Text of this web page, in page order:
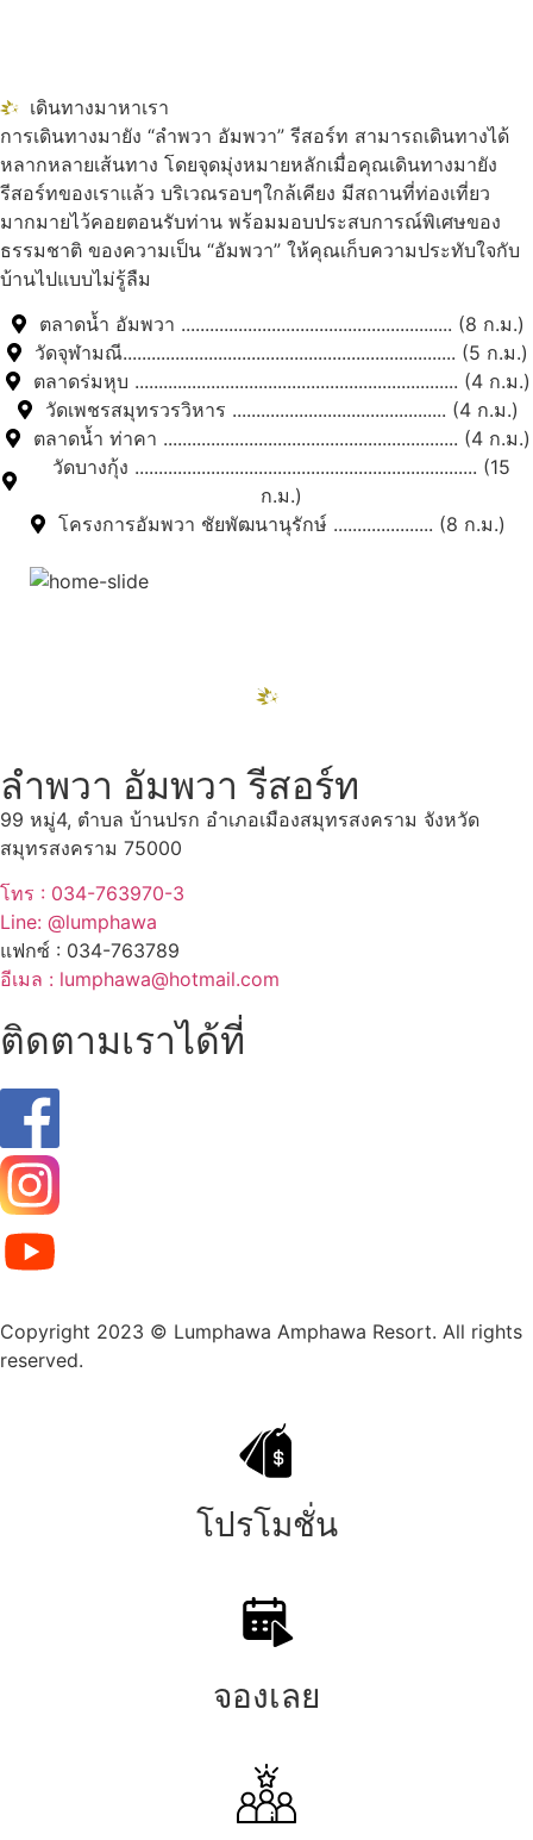
เดินทางมาหาเรา
การเดินทางมายัง “ลำพวา อัมพวา” รีสอร์ท สามารถเดินทางได้
หลากหลายเส้นทาง โดยจุดมุ่งหมายหลักเมื่อคุณเดินทางมายัง
รีสอร์ทของเราแล้ว บริเวณรอบๆใกล้เคียง มีสถานที่ท่องเที่ยว
มากมายไว้คอยตอนรับท่าน พร้อมมอบประสบการณ์พิเศษของ
ธรรมชาติ ของความเป็น “อัมพวา” ให้คุณเก็บความประทับใจกับ
บ้านไปแบบไม่รู้ลืม
ตลาดน้ำ อัมพวา ......................................................... (8 ก.ม.)
วัดจุฬามณี...................................................................... (5 ก.ม.)
ตลาดร่มหุบ .................................................................... (4 ก.ม.)
วัดเพชรสมุทรวรวิหาร ............................................. (4 ก.ม.)
ตลาดน้ำ ท่าคา .............................................................. (4 ก.ม.)
วัดบางกุ้ง ........................................................................ (15
ก.ม.)
โครงการอัมพวา ชัยพัฒนานุรักษ์ ..................... (8 ก.ม.)
ลำพวา อัมพวา รีสอร์ท
99 หมู่4, ตำบล บ้านปรก อำเภอเมืองสมุทรสงคราม จังหวัด
สมุทรสงคราม 75000
โทร : 034-763970-3
Line: @lumphawa
แฟกซ์ : 034-763789
อีเมล : lumphawa@hotmail.com
ติดตามเราได้ที่
Copyright 2023 © Lumphawa Amphawa Resort. All rights
reserved.
โปรโมชั่น
จองเลย